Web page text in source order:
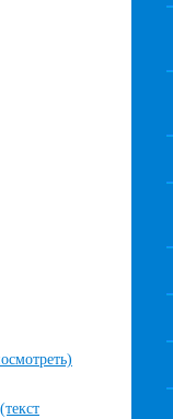
(текст